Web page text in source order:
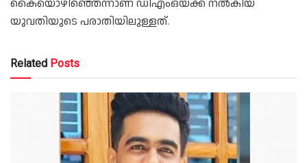
കൈയൊഴിഞ്ഞെന്നാണ് ഡിഎംഒയ്ക്ക് നൽകിയ
യുവതിയുടെ പരാതിയിലുള്ളത്.
Related Posts